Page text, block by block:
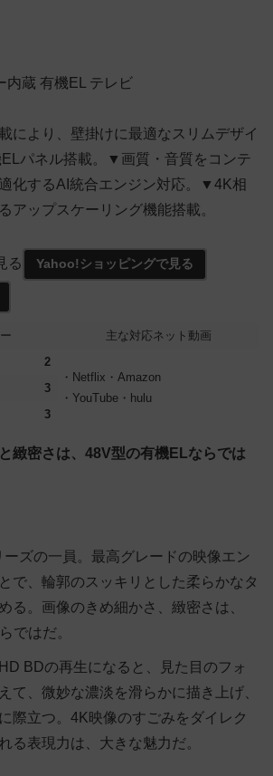
内蔵 有機EL テレビ
により、壁掛けに最適なスリムデザイ
パネル搭載。▼画質・音質をコンテ
化するAI統合エンジン対応。▼4K相
アップスケーリング機能搭載。
る
Yahoo!ショッピングで見る
主な対応ネット動画
2
・Netflix・Amazon
・YouTube・hulu
3
3
緻密さは、48V型の有機ELならでは
ズの一員。最高グレードの映像エン
で、輪郭のスッキリとした柔らかなタ
る。画像のきめ細かさ、緻密さは、
ではだ。
BDの再生になると、見た目のフォ
て、微妙な濃淡を滑らかに描き上げ、
際立つ。4K映像のすごみをダイレク
る表現力は、大きな魅力だ。